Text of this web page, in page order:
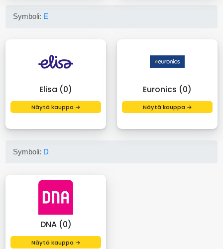
Symboli: E
Elisa (0)
Näytä kauppa →
Euronics (0)
Näytä kauppa →
Symboli: D
DNA (0)
Näytä kauppa →